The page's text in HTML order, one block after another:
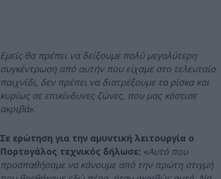
Εμείς θα πρέπει να δείξουμε πολύ μεγαλύτερη
συγκέντρωση από αυτήν που είχαμε στο τελευταίο
παιχνίδι, δεν πρέπει να διατρέξουμε τα ρίσκα και
κυρίως σε επικίνδυνες ζώνες, που μας κόστισε
ακριβά».
Σε ερώτηση για την αμυντική λειτουργία ο
Πορτογάλος τεχνικός δήλωσε: «Αυτό που
προσπαθήσαμε να κάνουμε από την πρώτη στιγμή